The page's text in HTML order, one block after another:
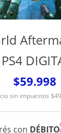
PS4
$59.998
sin impuestos
con DÉBITO